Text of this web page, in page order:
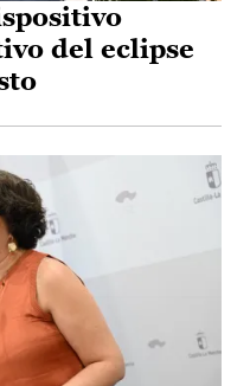
del eclipse